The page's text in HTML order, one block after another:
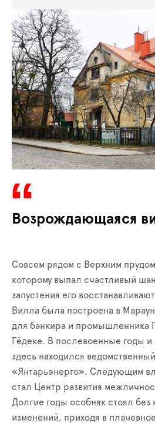
Возрождающаяся
Совсем рядом с Верхним
которому выпал счастливый
запустения его
Вилла была построена в
для банкира и промышленника
Гёдеке. В послевоенные годы и
здесь находился
«Янтарьэнерго». Следующим
стал Центр развития
Долгие годы особняк стоял без
изменений, приходя в